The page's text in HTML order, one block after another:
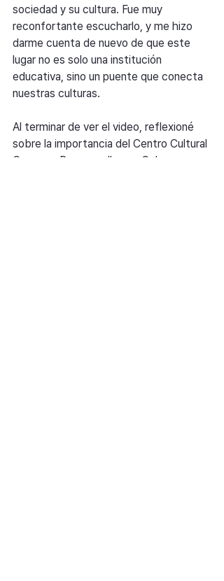
sociedad y su cultura. Fue muy
reconfortante escucharlo, y me hizo
darme cuenta de nuevo de que este
lugar no es solo una institución
educativa, sino un puente que conecta
nuestras culturas.
Al terminar de ver el video, reflexioné
sobre la importancia del Centro Cultural
Coreano. Para aquellos en Cuba que